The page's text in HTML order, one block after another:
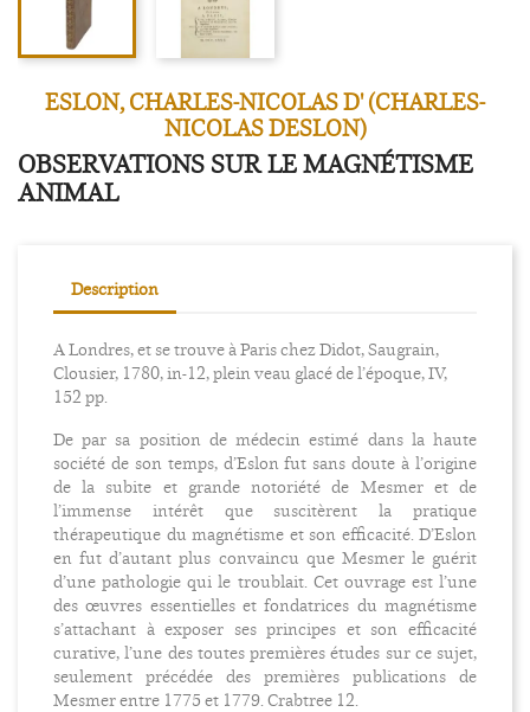
ESLON, CHARLES-NICOLAS D' (CHARLES-
NICOLAS DESLON)
OBSERVATIONS SUR LE MAGNÉTISME
ANIMAL
Description
A Londres, et se trouve à Paris chez Didot, Saugrain,
Clousier, 1780, in-12, plein veau glacé de l’époque, IV,
152 pp.
De par sa position de médecin estimé dans la haute
société de son temps, d’Eslon fut sans doute à l’origine
de la subite et grande notoriété de Mesmer et de
l’immense intérêt que suscitèrent la pratique
thérapeutique du magnétisme et son efficacité. D’Eslon
en fut d’autant plus convaincu que Mesmer le guérit
d’une pathologie qui le troublait. Cet ouvrage est l’une
des œuvres essentielles et fondatrices du magnétisme
s’attachant à exposer ses principes et son efficacité
curative, l’une des toutes premières études sur ce sujet,
seulement précédée des premières publications de
Mesmer entre 1775 et 1779. Crabtree 12.